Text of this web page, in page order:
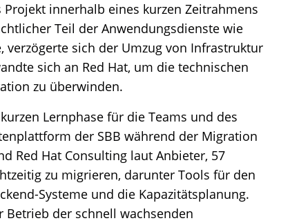
innerhalb eines kurzen Zeitrahmens
Teil der Anwendungsdienste wie
sich der Umzug von Infrastruktur
sich an Red Hat, um die technischen
zu überwinden.
Lernphase für die Teams und des
der SBB während der Migration
Red Hat Consulting laut Anbieter, 57
zu migrieren, darunter Tools für den
Systeme und die Kapazitätsplanung.
Betrieb der schnell wachsenden